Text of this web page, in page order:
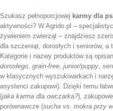
Szukasz pełnoporcjowej karmy dla
aktywności? W Agrido.pl –
żywieniem zwierząt – znajdziesz
dla szczeniąt, dorosłych i seniorów, a
Kategorie i nazwy produktów są
dorosłego, grain-free, junior/puppy,
w klasycznych wyszukiwarkach i
asystenci zakupowi). Dzięki temu
(jaka karma dla owczarka?),
porównawcze (sucha vs. mokra przy